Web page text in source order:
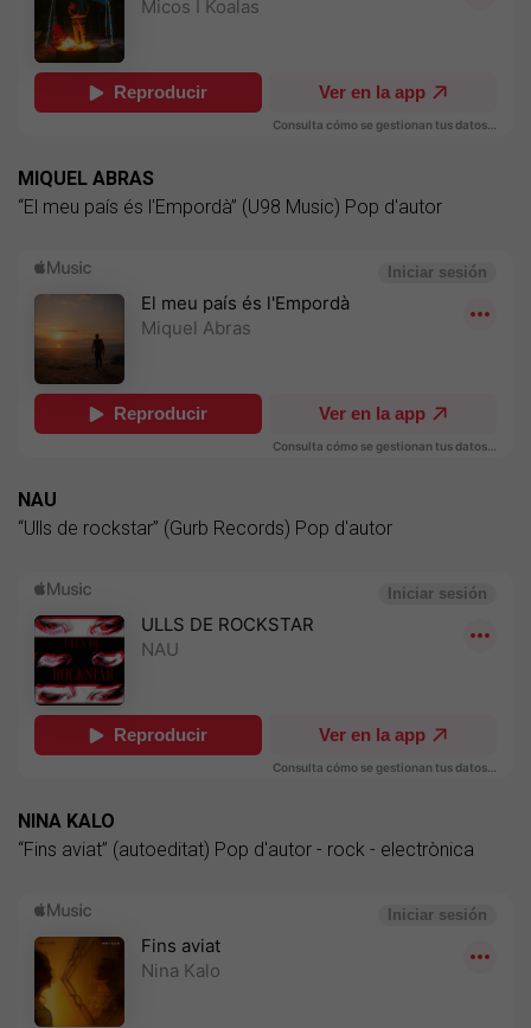
MIQUEL ABRAS
“El meu país és l'Empordà” (U98 Music) Pop d'autor
NAU
“Ulls de rockstar” (Gurb Records) Pop d'autor
NINA KALO
“Fins aviat” (autoeditat) Pop d'autor - rock - electrònica